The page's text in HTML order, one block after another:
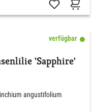
verfügbar
'Sapphire'
angustifolium